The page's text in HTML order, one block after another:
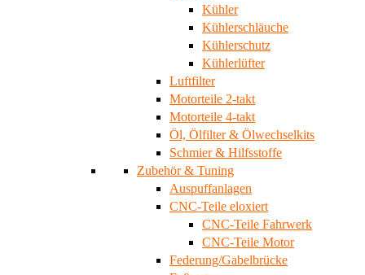
Kühler
Kühlerschläuche
Kühlerschutz
Kühlerlüfter
Luftfilter
Motorteile 2-takt
Motorteile 4-takt
Öl, Ölfilter & Ölwechselkits
Schmier & Hilfsstoffe
Zubehör & Tuning
Auspuffanlagen
CNC-Teile eloxiert
CNC-Teile Fahrwerk
CNC-Teile Motor
Federung/Gabelbrücke